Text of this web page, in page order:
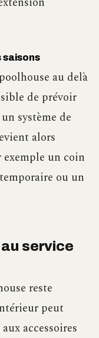
saisons
au delà
de prévoir
système de
alors
un coin
ou un
au service
reste
peut
accessoires